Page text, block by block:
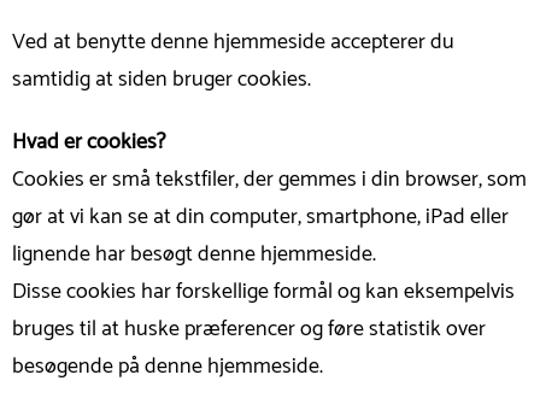
Ved at benytte denne hjemmeside accepterer du
samtidig at siden bruger cookies.
Hvad er cookies?
Cookies er små tekstfiler, der gemmes i din browser, som
gør at vi kan se at din computer, smartphone, iPad eller
lignende har besøgt denne hjemmeside.
Disse cookies har forskellige formål og kan eksempelvis
bruges til at huske præferencer og føre statistik over
besøgende på denne hjemmeside.